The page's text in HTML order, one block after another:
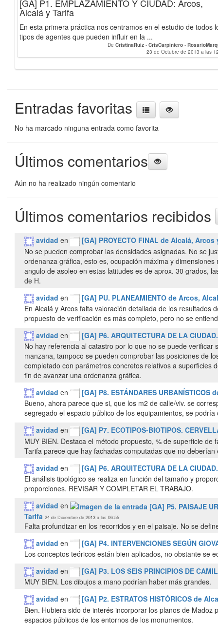
[GA] P1. EMPLAZAMIENTO Y CIUDAD: Arcos,
Alcalá y Tarifa
En esta primera práctica nos centramos en el estudio de todos
tipos de agentes que pueden influir en la ...
De CristinaRuiz - CrisCarpintero -
23 de Octubre de 2013 a las
Entradas favoritas
No ha marcado ninguna entrada como favorita
Últimos comentarios
Aún no ha realizado ningún comentario
Últimos comentarios recibidos
avidad en
[GA] PROYECTO FINAL de Alcalá, Arcos
No se pueden comprobar las densidades asignadas. No se
ordenanza gráfica, esto es, ocupación máxima y
angulo de asoleo en estas latitudes es de aprox. 30 grados,
de H.
avidad en
[GA] PU. PLANEAMIENTO de Arcos,
En Alcalá y Arcos falta valoración detallada de los
propuesto de verificación es más completo, pero no se
avidad en
[GA] P6. ARQUITECTURA DE LA
No hay referencia al catastro por lo que no se puede
manzana, tampoco se pueden comprobar las posiciones de
completado con parámetros concretos relativos a superficies
fin de avanzar una ordenanza gráfica.
avidad en
[GA] P8. ESTÁNDARES URBANÍSTICOS
Bueno, ahora parece que si, que los m2 de calle/viv. se
segregado el espacio público de los equipamientos, se
avidad en
[GA] P7. ECOTIPOS-BIOTIPOS.
MUY BIEN. Destaca el método propuesto, % de superficie
Tarifa parece que hay fachadas computadas que no deberían
avidad en
[GA] P6. ARQUITECTURA DE LA
El análisis tipológico se realiza en función del tamaño y
proporciones. REVISAR Y COMPLETAR EL TRABAJO.
avidad en
Tarifa 24 de Diciembre de 2013 a las 06:55
Falta profundizar en los recorridos y en el paisaje. No se
avidad en
[GA] P4. INTERVENCIONES SEGÚN
Los conceptos teóricos están bien aplicados, no obstante se
avidad en
[GA] P3. LOS SEIS PRINCIPIOS DE
MUY BIEN. Los dibujos a mano podrían haber más grandes.
avidad en
[GA] P2. ESTRATOS HISTÓRICOS de
Bien. Hubiera sido de interés incorporar los planos de
espacios públicos de los entornos de los monumentos.